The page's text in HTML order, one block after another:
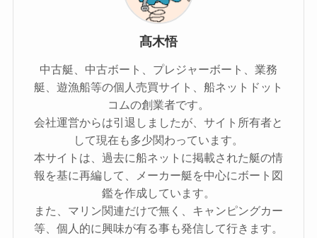
髙木悟
中古艇、中古ボート、プレジャーボート、業務
艇、遊漁船等の個人売買サイト、船ネットドット
コムの創業者です。
会社運営からは引退しましたが、サイト所有者と
して現在も多少関わっています。
本サイトは、過去に船ネットに掲載された艇の情
報を基に再編して、メーカー艇を中心にボート図
鑑を作成しています。
また、マリン関連だけで無く、キャンピングカー
等、個人的に興味が有る事も発信して行きます。